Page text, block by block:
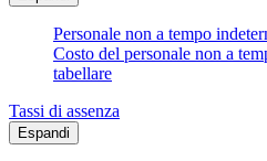
Personale non a tempo
Costo del personale non a
tabellare
Tassi di assenza
Espandi